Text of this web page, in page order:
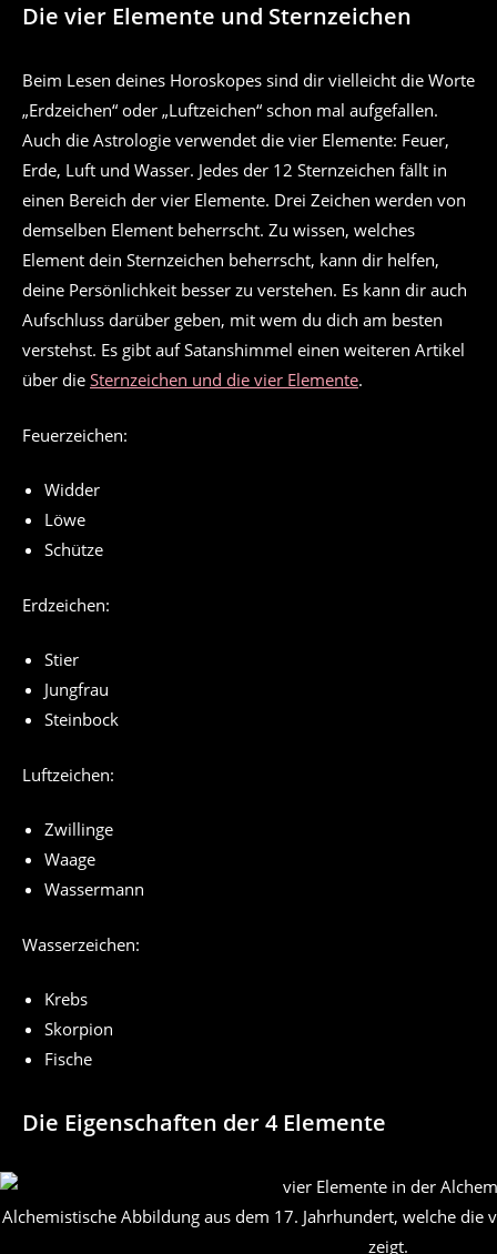
Die vier Elemente und Sternzeichen
Beim Lesen deines Horoskopes sind dir vielleicht die Worte
„Erdzeichen“ oder „Luftzeichen“ schon mal aufgefallen.
Auch die Astrologie verwendet die vier Elemente: Feuer,
Erde, Luft und Wasser. Jedes der 12 Sternzeichen fällt in
einen Bereich der vier Elemente. Drei Zeichen werden von
demselben Element beherrscht. Zu wissen, welches
Element dein Sternzeichen beherrscht, kann dir helfen,
deine Persönlichkeit besser zu verstehen. Es kann dir auch
Aufschluss darüber geben, mit wem du dich am besten
verstehst. Es gibt auf Satanshimmel einen weiteren Artikel
über die Sternzeichen und die vier Elemente.
Feuerzeichen:
Widder
Löwe
Schütze
Erdzeichen:
Stier
Jungfrau
Steinbock
Luftzeichen:
Zwillinge
Waage
Wassermann
Wasserzeichen:
Krebs
Skorpion
Fische
Die Eigenschaften der 4 Elemente
Alchemistische Abbildung aus dem 17. Jahrhundert, welche die
zeigt.